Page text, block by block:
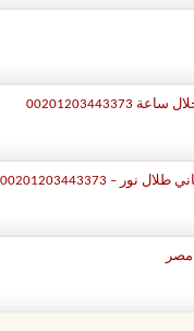
شيخ روحاني صادق–
مصر